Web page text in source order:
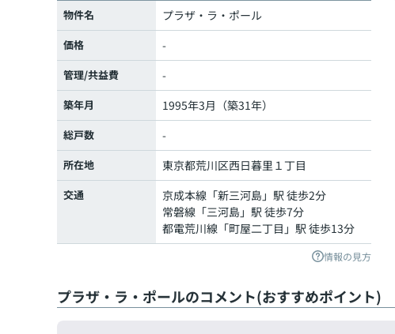
物件名 プラザ・ラ・ポール
価格 -
管理/共益費 -
築年月 1995年3月（築31年）
総戸数 -
所在地 東京都荒川区西日暮里 １丁目
交通 京成本線 「新三河島」駅 徒歩2分
常磐線 「三河島」駅 徒歩7分
都電荒川線 「町屋二丁目 」駅 徒歩13分
情報の見方
プラザ・ラ・ポールのコメント(おすすめポイント)